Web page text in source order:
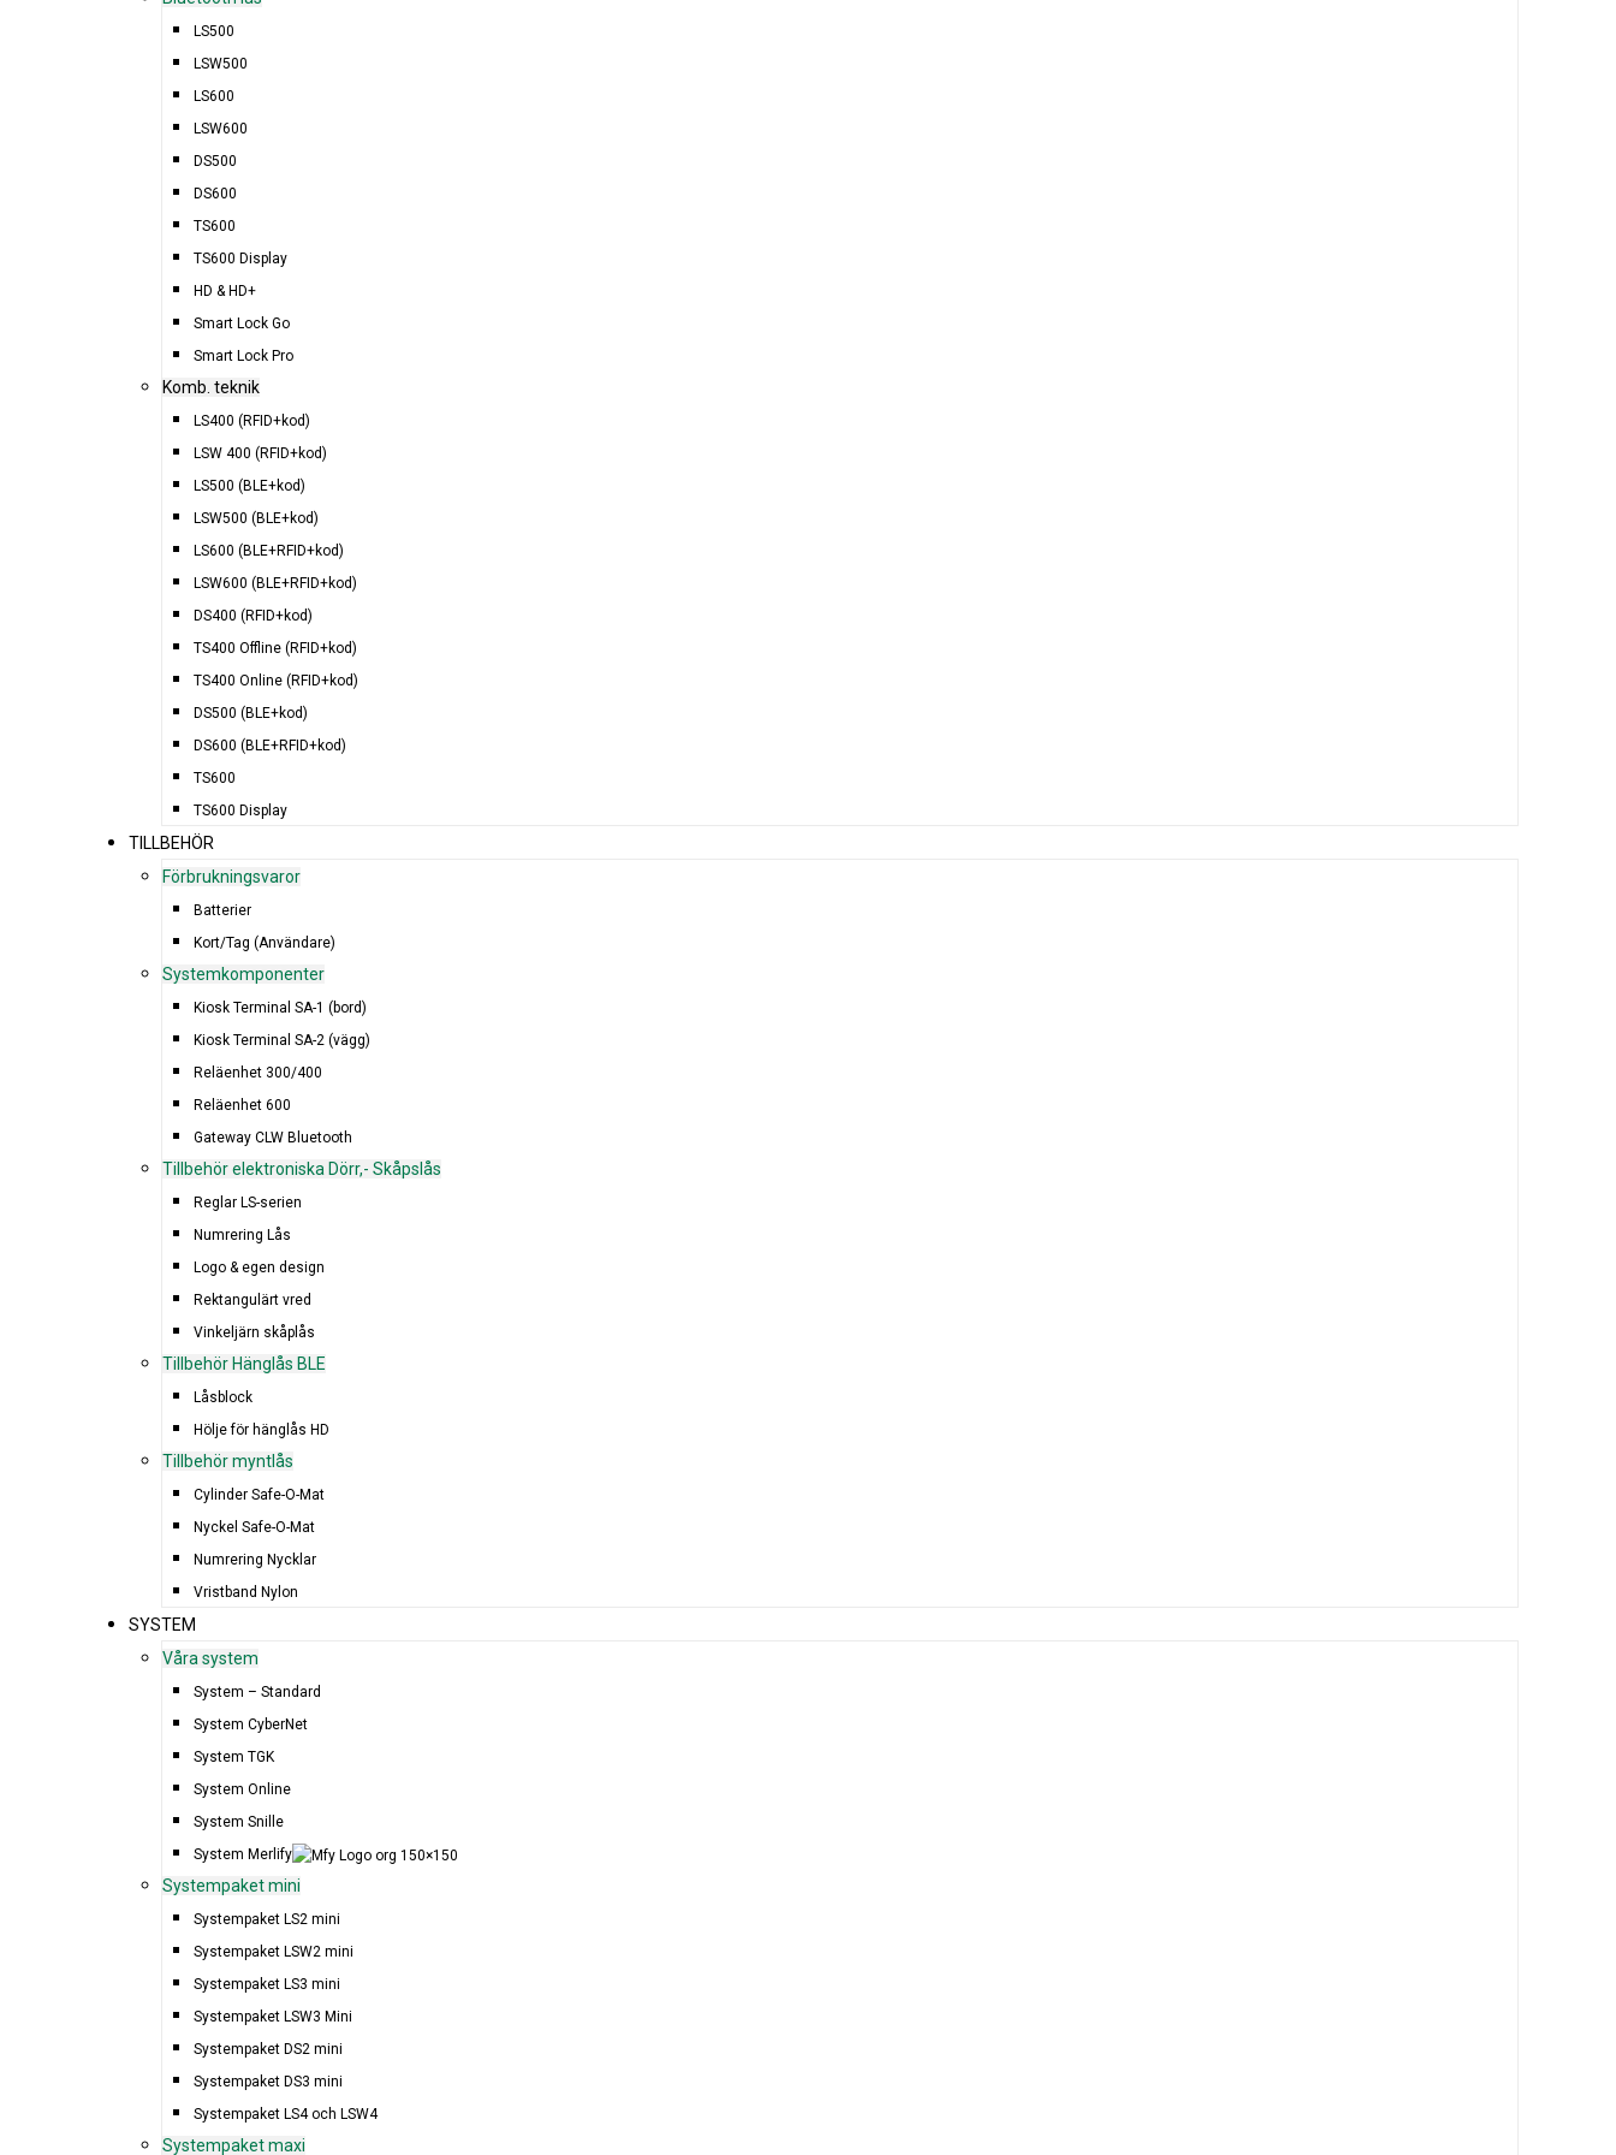
LS500
LSW500
LS600
LSW600
DS500
DS600
TS600
TS600 Display
HD & HD+
Smart Lock Go
Smart Lock Pro
Komb. teknik
LS400 (RFID+kod)
LSW 400 (RFID+kod)
LS500 (BLE+kod)
LSW500 (BLE+kod)
LS600 (BLE+RFID+kod)
LSW600 (BLE+RFID+kod)
DS400 (RFID+kod)
TS400 Offline (RFID+kod)
TS400 Online (RFID+kod)
DS500 (BLE+kod)
DS600 (BLE+RFID+kod)
TS600
TS600 Display
TILLBEHÖR
Förbrukningsvaror
Batterier
Kort/Tag (Användare)
Systemkomponenter
Kiosk Terminal SA-1 (bord)
Kiosk Terminal SA-2 (vägg)
Reläenhet 300/400
Reläenhet 600
Gateway CLW Bluetooth
Tillbehör elektroniska Dörr,- Skåpslås
Reglar LS-serien
Numrering Lås
Logo & egen design
Rektangulärt vred
Vinkeljärn skåplås
Tillbehör Hänglås BLE
Låsblock
Hölje för hänglås HD
Tillbehör myntlås
Cylinder Safe-O-Mat
Nyckel Safe-O-Mat
Numrering Nycklar
Vristband Nylon
SYSTEM
Våra system
System – Standard
System CyberNet
System TGK
System Online
System Snille
System Merlify
Systempaket mini
Systempaket LS2 mini
Systempaket LSW2 mini
Systempaket LS3 mini
Systempaket LSW3 Mini
Systempaket DS2 mini
Systempaket DS3 mini
Systempaket LS4 och LSW4
Systempaket maxi